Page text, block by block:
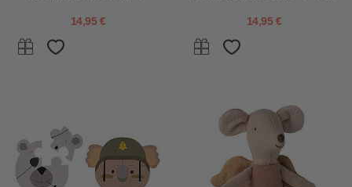
14,95 € 14,95 €